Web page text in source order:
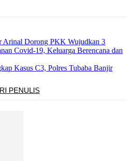
Arinal Dorong PKK Wujudkan 3
Covid-19, Keluarga Berencana dan
Kasus C3, Polres Tubaba Banjir
PENULIS